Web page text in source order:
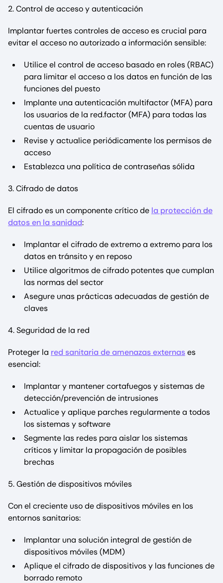
2. Control de acceso y autenticación
Implantar fuertes controles de acceso es crucial para
evitar el acceso no autorizado a información sensible:
Utilice el control de acceso basado en roles (RBAC)
para limitar el acceso a los datos en función de las
funciones del puesto
Implante una autenticación multifactor (MFA) para
los usuarios de la red.factor (MFA) para todas las
cuentas de usuario
Revise y actualice periódicamente los permisos de
acceso
Establezca una política de contraseñas sólida
3. Cifrado de datos
El cifrado es un componente crítico de la protección de
datos en la sanidad:
Implantar el cifrado de extremo a extremo para los
datos en tránsito y en reposo
Utilice algoritmos de cifrado potentes que cumplan
las normas del sector
Asegure unas prácticas adecuadas de gestión de
claves
4. Seguridad de la red
Proteger la red sanitaria de amenazas externases
esencial:
Implantar y mantener cortafuegos y sistemas de
detección/prevención de intrusiones
Actualice y aplique parches regularmente a todos
los sistemas y software
Segmente las redes para aislar los sistemas
críticos y limitar la propagación de posibles
brechas
5. Gestión de dispositivos móviles
Con el creciente uso de dispositivos móviles en los
entornos sanitarios:
Implantar una solución integral de gestión de
dispositivos móviles (MDM)
Aplique el cifrado de dispositivos y las funciones de
borrado remoto